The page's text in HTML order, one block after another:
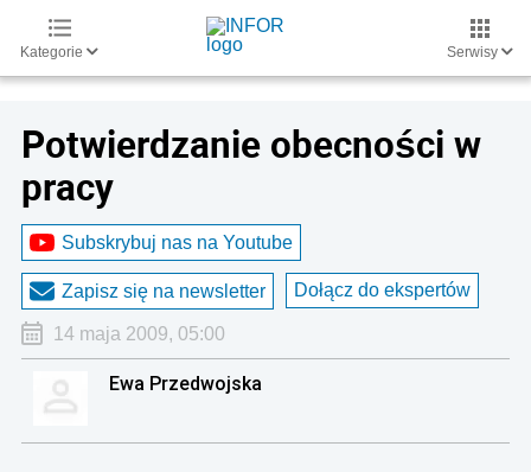
Kategorie Serwisy
Potwierdzanie obecności w
pracy
Subskrybuj nas na Youtube
Zapisz się na newsletter Dołącz do ekspertów
14 maja 2009, 05:00
Ewa Przedwojska